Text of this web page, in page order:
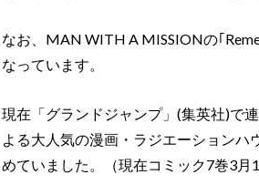
なお、MAN WITH A MISSIONの｢
なっています。
現在「グランドジャンプ」(集英社)で
よる大人気の漫画・ラジエーション
めていました。（現在コミック7巻3月